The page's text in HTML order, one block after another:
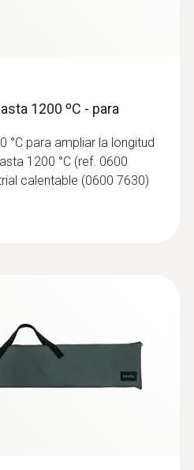
1200 ºC - para
°C para ampliar la longitud
1200 °C (ref. 0600
calentable (0600 7630)